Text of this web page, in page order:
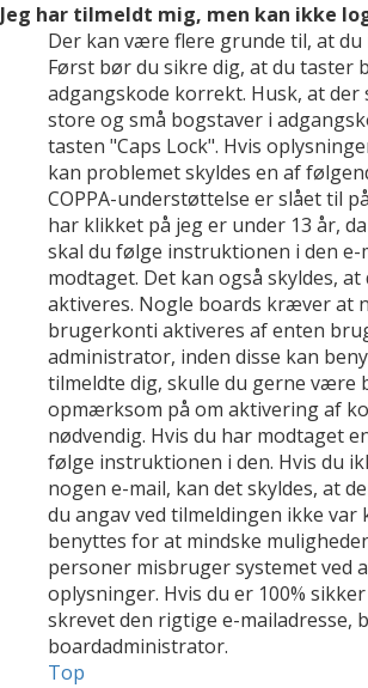
Jeg har tilmeldt mig, men kan ikke
Der kan være flere grunde til, at du
Først bør du sikre dig, at du taster
adgangskode korrekt. Husk, at der
store og små bogstaver i
tasten "Caps Lock". Hvis
kan problemet skyldes en af
COPPA-understøttelse er slået til
har klikket på jeg er under 13 år,
skal du følge instruktionen i den e-
modtaget. Det kan også skyldes,
aktiveres. Nogle boards kræver at
brugerkonti aktiveres af enten
administrator, inden disse kan
tilmeldte dig, skulle du gerne være
opmærksom på om aktivering af
nødvendig. Hvis du har modtaget
følge instruktionen i den. Hvis du
nogen e-mail, kan det skyldes, at
du angav ved tilmeldingen ikke
benyttes for at mindske
personer misbruger systemet ved
oplysninger. Hvis du er 100%
skrevet den rigtige e-mailadresse,
boardadministrator.
Top